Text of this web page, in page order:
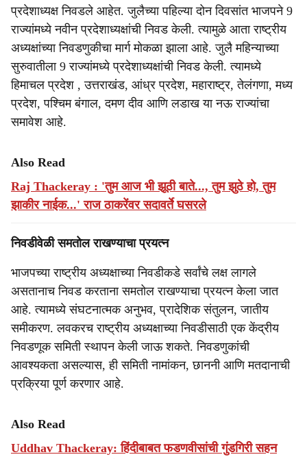
प्रदेशाध्यक्ष निवडले आहेत. जुलैच्या पहिल्या दोन दिवसांत भाजपने 9
राज्यांमध्ये नवीन प्रदेशाध्यक्षांची निवड केली. त्यामुळे आता राष्ट्रीय
अध्यक्षांच्या निवडणुकीचा मार्ग मोकळा झाला आहे. जुलै महिन्याच्या
सुरुवातीला 9 राज्यांमध्ये प्रदेशाध्यक्षांची निवड केली. त्यामध्ये
हिमाचल प्रदेश , उत्तराखंड, आंध्र प्रदेश, महाराष्ट्र, तेलंगणा, मध्य
प्रदेश, पश्चिम बंगाल, दमण दीव आणि लडाख या नऊ राज्यांचा
समावेश आहे.
Also Read
Raj Thackeray : 'तुम आज भी झूठी बाते..., तुम झुठे हो, तुम
झाकीर नाईक...' राज ठाकरेंवर सदावर्ते घसरले
निवडीवेळी समतोल राखण्याचा प्रयत्न
भाजपच्या राष्ट्रीय अध्यक्षाच्या निवडीकडे सर्वांचे लक्ष लागले
असतानाच निवड करताना समतोल राखण्याचा प्रयत्न केला जात
आहे. त्यामध्ये संघटनात्मक अनुभव, प्रादेशिक संतुलन, जातीय
समीकरण. लवकरच राष्ट्रीय अध्यक्षाच्या निवडीसाठी एक केंद्रीय
निवडणूक समिती स्थापन केली जाऊ शकते. निवडणुकांची
आवश्यकता असल्यास, ही समिती नामांकन, छाननी आणि मतदानाची
प्रक्रिया पूर्ण करणार आहे.
Also Read
Uddhav Thackeray: हिंदीबाबत फडणवीसांची गुंडगिरी सहन